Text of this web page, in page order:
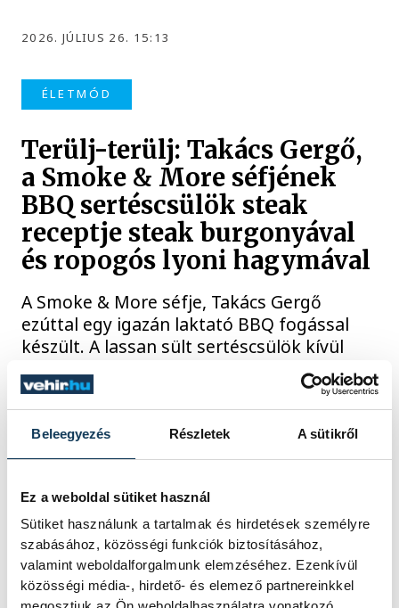
Beleegyezés Részletek A sütikről
Ez a weboldal sütiket használ
Sütiket használunk a tartalmak és hirdetések személyre
szabásához, közösségi funkciók biztosításához,
valamint weboldalforgalmunk elemzéséhez. Ezenkívül
közösségi média-, hirdető- és elemező partnereinkkel
2026. JÚLIUS 26. 15:13
ÉLETMÓD
Terülj-terülj: Takács Gergő,
a Smoke & More séfjének
BBQ sertéscsülök steak
receptje steak burgonyával
és ropogós lyoni hagymával
A Smoke & More séfje, Takács Gergő
ezúttal egy igazán laktató BBQ fogással
készült. A lassan sült sertéscsülök kívül
enyhén karamellizált, belül omlós, mellé
ropogós steak burgonya és klasszikus
lyoni hagyma kerül. A recept eredetileg
pelletgrillen készül, de jó hír, hogy
hagyományos sütőben is ugyanilyen finom
2026. JÚLIUS 17. 1:59